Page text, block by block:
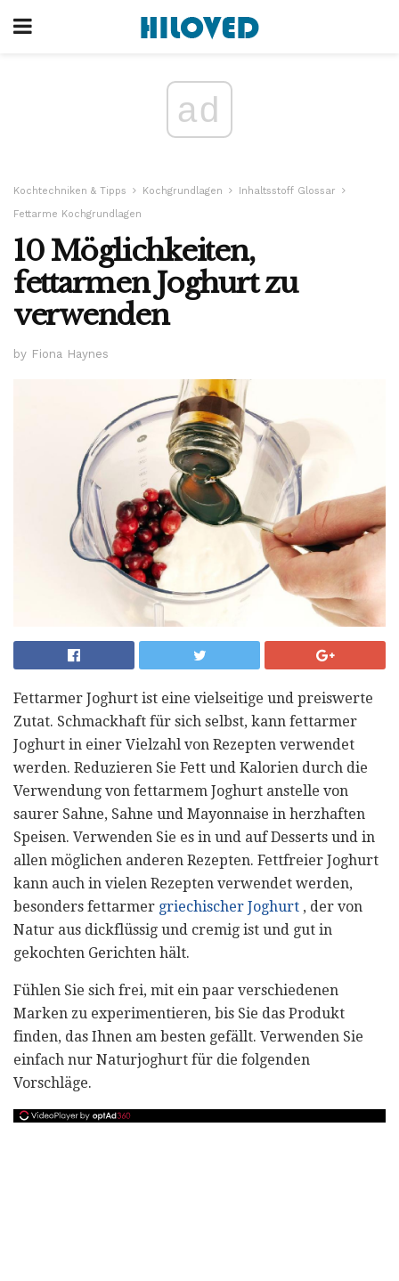
ad
Kochtechniken & Tipps Kochgrundlagen
Inhaltsstoff Glossar
Fettarme Kochgrundlagen
10 Möglichkeiten,
fettarmen Joghurt zu
verwenden
by Fiona Haynes
Fettarmer Joghurt ist eine vielseitige und preiswerte
Zutat. Schmackhaft für sich selbst, kann fettarmer
Joghurt in einer Vielzahl von Rezepten verwendet
werden. Reduzieren Sie Fett und Kalorien durch die
Verwendung von fettarmem Joghurt anstelle von
saurer Sahne, Sahne und Mayonnaise in herzhaften
Speisen. Verwenden Sie es in und auf Desserts und in
allen möglichen anderen Rezepten. Fettfreier Joghurt
kann auch in vielen Rezepten verwendet werden,
besonders fettarmer griechischer Joghurt , der von
Natur aus dickflüssig und cremig ist und gut in
gekochten Gerichten hält.
Fühlen Sie sich frei, mit ein paar verschiedenen
Marken zu experimentieren, bis Sie das Produkt
finden, das Ihnen am besten gefällt. Verwenden Sie
einfach nur Naturjoghurt für die folgenden
Vorschläge.